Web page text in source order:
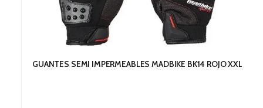
GUANTES SEMI IMPERMEABLES MADBIKE BK14 ROJO XXL